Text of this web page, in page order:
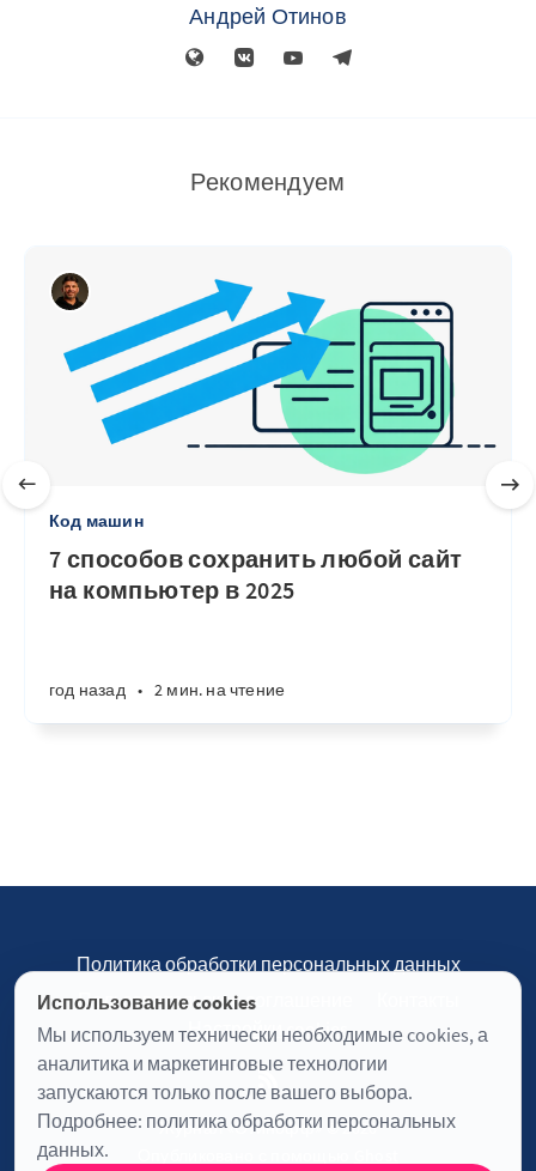
Андрей Отинов
Рекомендуем
Код машин
7 способов сохранить любой сайт
на компьютер в 2025
год назад • 2 мин. на чтение
Использование cookies
Мы используем технически необходимые cookies, а
аналитика и маркетинговые технологии
запускаются только после вашего выбора.
Подробнее: политика обработки персональных
данных.
Политика обработки персональных данных
Пользовательское соглашение
Настройки cookies
Журнал «Отинофф» © 2026